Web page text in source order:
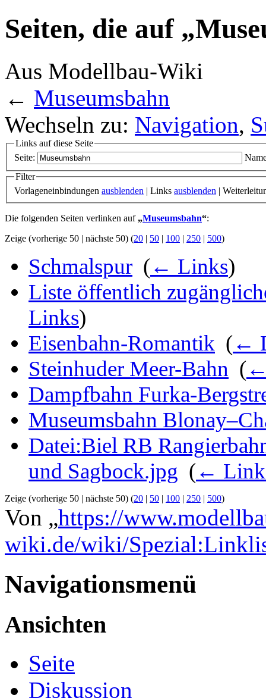
Seiten, die auf
Aus Modellbau-Wiki
← Museumsbahn
Wechseln zu: Navigation,
Links auf diese Seite
Seite:
Filter
Vorlageneinbindungen ausblenden | Links ausblenden |
Die folgenden Seiten verlinken auf „Museumsbahn“:
Zeige (vorherige 50 | nächste 50) (20 | 50 | 100 | 250 | 500)
Schmalspur (← Links)
Liste öffentlich
Links)
Eisenbahn-Romantik (←
Steinhuder Meer-Bahn (
Dampfbahn Furka-
Museumsbahn
Datei:Biel RB
und Sagbock.jpg (←
Zeige (vorherige 50 | nächste 50) (20 | 50 | 100 | 250 | 500)
Von „https://
wiki.de/wiki/
Navigationsmenü
Ansichten
Seite
Diskussion